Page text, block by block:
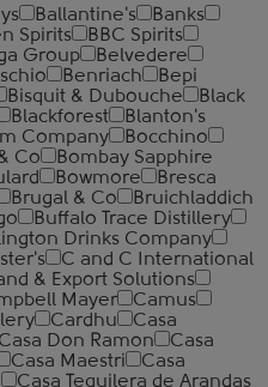
Ballantine's
Banks
Spirits
BBC Spirits
Group
Belvedere
Benriach
Bepi
Bisquit & Dubouche
Black
Blackforest
Blanton's
Company
Bocchino
Co
Bombay Sapphire
Bowmore
Bresca
Brugal & Co
Bruichladdich
Buffalo Trace Distillery
Drinks Company
C and C International
& Export Solutions
Mayer
Camus
Cardhu
Casa
Casa Don Ramon
Casa
Casa Maestri
Casa
Casa Tequilera de Arandas